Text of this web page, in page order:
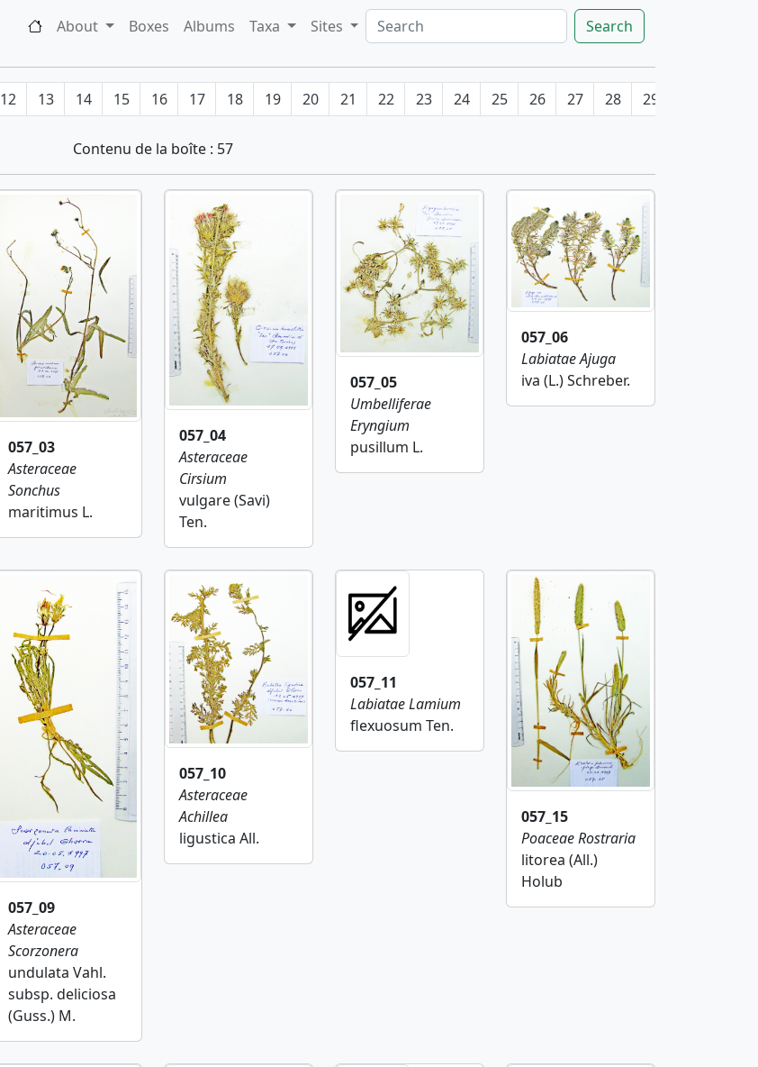
About Boxes Albums Taxa Sites Search
12 13 14 15 16 17 18 19 20 21 22 23 24 25 26 27 28 29
Contenu de la boîte : 57
057_03
Asteraceae
Sonchus
maritimus L.
057_04
Asteraceae
Cirsium
vulgare (Savi)
Ten.
057_05
Umbelliferae
Eryngium
pusillum L.
057_06
LabiataeAjuga
iva (L.) Schreber.
057_09
Asteraceae
Scorzonera
undulata Vahl.
subsp. deliciosa
(Guss.) M.
057_10
Asteraceae
Achillea
ligustica All.
057_11
LabiataeLamium
flexuosum Ten.
057_15
PoaceaeRostraria
litorea (All.)
Holub